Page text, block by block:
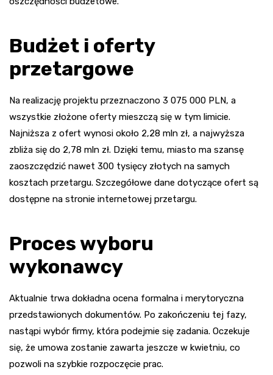
Budżet i oferty
przetargowe
Na realizację projektu przeznaczono 3 075 000 PLN, a
wszystkie złożone oferty mieszczą się w tym limicie.
Najniższa z ofert wynosi około 2,28 mln zł, a najwyższa
zbliża się do 2,78 mln zł. Dzięki temu, miasto ma szansę
zaoszczędzić nawet 300 tysięcy złotych na samych
kosztach przetargu. Szczegółowe dane dotyczące ofert są
dostępne na stronie internetowej przetargu.
Proces wyboru
wykonawcy
Aktualnie trwa dokładna ocena formalna i merytoryczna
przedstawionych dokumentów. Po zakończeniu tej fazy,
nastąpi wybór firmy, która podejmie się zadania. Oczekuje
się, że umowa zostanie zawarta jeszcze w kwietniu, co
pozwoli na szybkie rozpoczęcie prac.